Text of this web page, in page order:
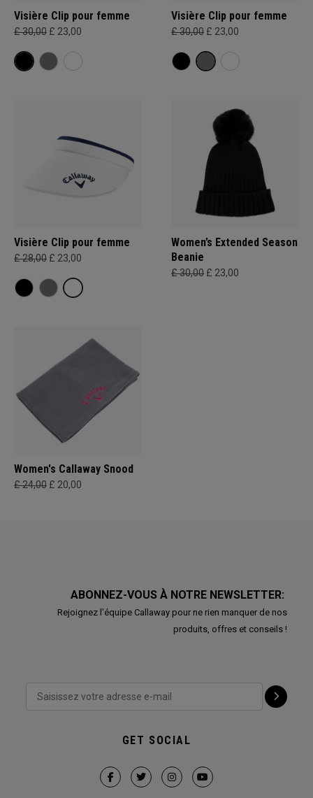
Visière Clip pour femme
£ 30,00 £ 23,00
Visière Clip pour femme
£ 30,00 £ 23,00
Visière Clip pour femme
£ 28,00 £ 23,00
Women’s Extended Season
Beanie
£ 30,00 £ 23,00
Women's Callaway Snood
£ 24,00 £ 20,00
ABONNEZ-VOUS À NOTRE NEWSLETTER:
Rejoignez l'équipe Callaway pour ne rien manquer de nos
produits, offres et conseils !
GET SOCIAL